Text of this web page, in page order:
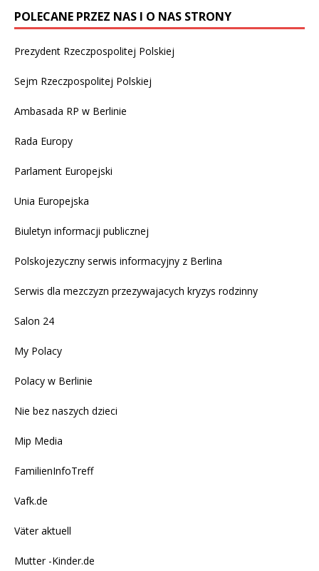
POLECANE PRZEZ NAS I O NAS STRONY
Prezydent Rzeczpospolitej Polskiej
Sejm Rzeczpospolitej Polskiej
Ambasada RP w Berlinie
Rada Europy
Parlament Europejski
Unia Europejska
Biuletyn informacji publicznej
Polskojezyczny serwis informacyjny z Berlina
Serwis dla mezczyzn przezywajacych kryzys rodzinny
Salon 24
My Polacy
Polacy w Berlinie
Nie bez naszych dzieci
Mip Media
FamilienInfoTreff
Vafk.de
Väter aktuell
Mutter -Kinder.de